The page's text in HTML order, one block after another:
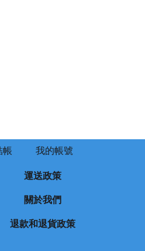
帳 我的帳號
運送政策
關於我們
退款和退貨政策